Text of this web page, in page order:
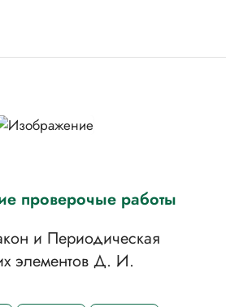
проверочые работы
и Периодическая
элементов Д. И.